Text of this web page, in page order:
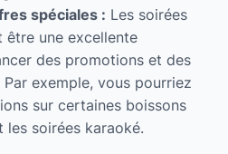
spéciales : Les soirées
être une excellente
des promotions et des
exemple, vous pourriez
sur certaines boissons
les soirées karaoké.